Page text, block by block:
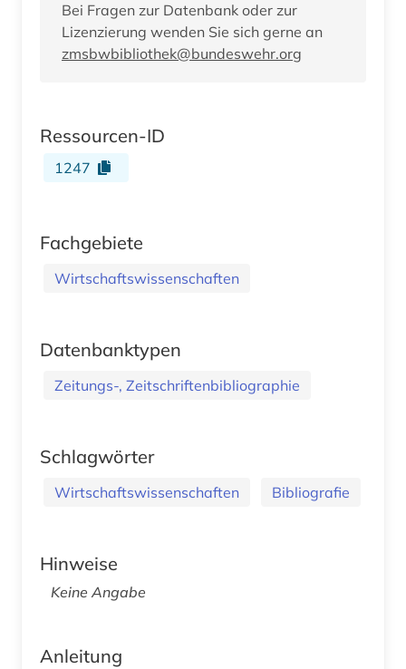
Bei Fragen zur Datenbank oder zur
Lizenzierung wenden Sie sich gerne an
zmsbwbibliothek@bundeswehr.org
Ressourcen-ID
1247
Fachgebiete
Wirtschaftswissenschaften
Datenbanktypen
Zeitungs-, Zeitschriftenbibliographie
Schlagwörter
Wirtschaftswissenschaften Bibliografie
Hinweise
Keine Angabe
Anleitung